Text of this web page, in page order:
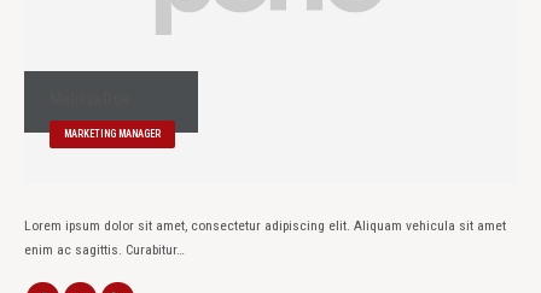
MARKETING MANAGER
Lorem ipsum dolor sit amet, consectetur adipiscing elit. Aliquam vehicula sit amet
enim ac sagittis. Curabitur…